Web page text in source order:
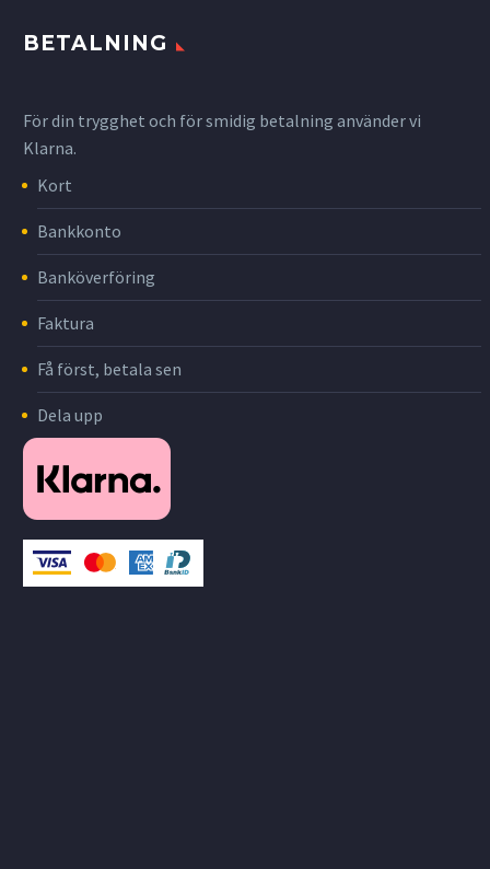
BETALNING
För din trygghet och för smidig betalning använder vi
Klarna.
Kort
Bankkonto
Banköverföring
Faktura
Få först, betala sen
Dela upp